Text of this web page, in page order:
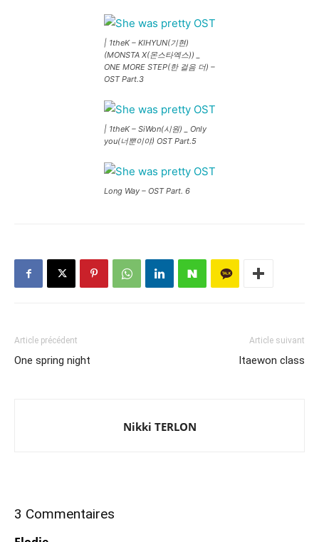
| 1theK – KIHYUN(기현)
(MONSTA X(몬스타엑스)) _
ONE MORE STEP(한 걸음 더) –
OST Part.3
| 1theK – SiWon(시원) _ Only
you(너뿐이야) OST Part.5
Long Way – OST Part. 6
Article précédent
One spring night
Article suivant
Itaewon class
Nikki TERLON
3 Commentaires